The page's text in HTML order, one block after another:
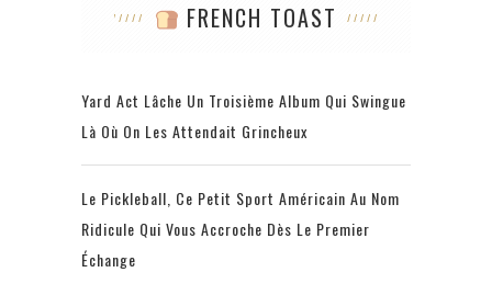
FRENCH TOAST
Yard Act Lâche Un Troisième Album Qui Swingue
Là Où On Les Attendait Grincheux
Le Pickleball, Ce Petit Sport Américain Au Nom
Ridicule Qui Vous Accroche Dès Le Premier
Échange